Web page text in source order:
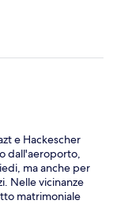
e Hackescher
dall'aeroporto,
ma anche per
Nelle vicinanze
matrimoniale